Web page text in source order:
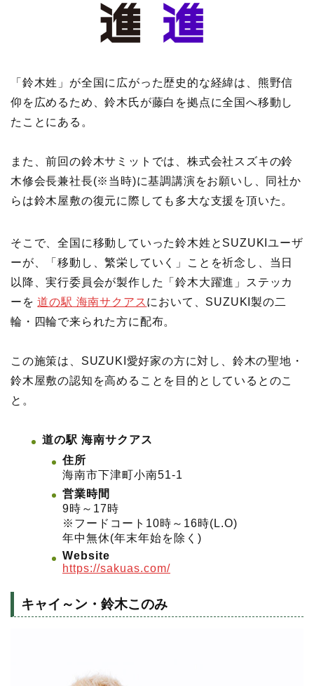
「鈴木姓」が全国に広がった歴史的な経緯は、熊野信
仰を広めるため、鈴木氏が藤白を拠点に全国へ移動し
たことにある。
また、前回の鈴木サミットでは、株式会社スズキの鈴
木修会長兼社長(※当時)に基調講演をお願いし、同社か
らは鈴木屋敷の復元に際しても多大な支援を頂いた。
そこで、全国に移動していった鈴木姓とSUZUKIユーザ
ーが、「移動し、繁栄していく」ことを祈念し、当日
以降、実行委員会が製作した「鈴木大躍進」ステッカ
ーを道の駅 海南サクアスにおいて、SUZUKI製の二
輪・四輪で来られた方に配布。
この施策は、SUZUKI愛好家の方に対し、鈴木の聖地・
鈴木屋敷の認知を高めることを目的としているとのこ
と。
道の駅 海南サクアス
住所
海南市下津町小南51-1
営業時間
9時～17時
※フードコート10時～16時(L.O)
年中無休(年末年始を除く)
Website
https://sakuas.com/
キャイ～ン・鈴木このみ